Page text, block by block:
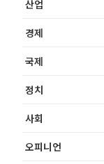
산업
경제
국제
정치
사회
오피니언